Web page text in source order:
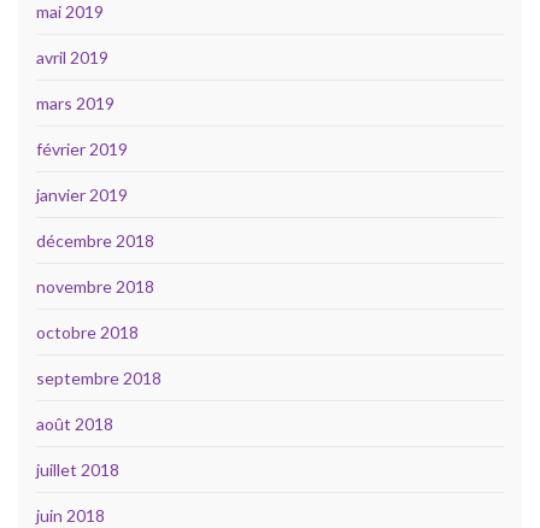
mai 2019
avril 2019
mars 2019
février 2019
janvier 2019
décembre 2018
novembre 2018
octobre 2018
septembre 2018
août 2018
juillet 2018
juin 2018